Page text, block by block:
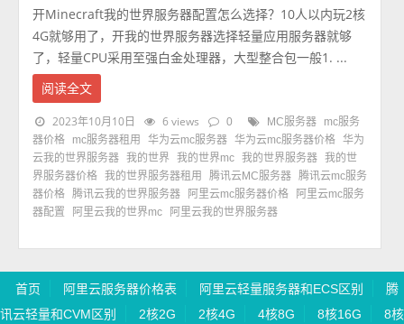
开Minecraft我的世界服务器配置怎么选择？10人以内玩2核
4G就够用了，开我的世界服务器选择轻量应用服务器就够
了，轻量CPU采用至强白金处理器，大型整合包一般1. ...
阅读全文
2023年10月10日 6 views 0 MC服务器
mc服务
器价格
mc服务器租用 华为云mc服务器 华为云mc服务器价格 华为
云我的世界服务器 我的世界 我的世界mc 我的世界服务器 我的世
界服务器价格 我的世界服务器租用 腾讯云MC服务器 腾讯云mc服务
器价格 腾讯云我的世界服务器 阿里云mc服务器价格
阿里云mc服务
器配置
阿里云我的世界mc 阿里云我的世界服务器
首页 阿里云服务器价格表 阿里云轻量服务器和ECS区别
腾
讯云轻量和CVM区别
2核2G 2核4G 4核8G 8核16G 8核